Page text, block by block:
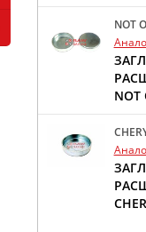
NOT
NOT